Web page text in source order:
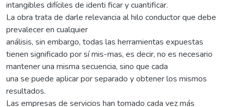
intangibles difíciles de identi ficar y cuantificar.
La obra trata de darle relevancia al hilo conductor que debe
prevalecer en cualquier
análisis, sin embargo, todas las herramientas expuestas
tienen significado por sí mis-mas, es decir, no es necesario
mantener una misma secuencia, sino que cada
una se puede aplicar por separado y obtener los mismos
resultados.
Las empresas de servicios han tomado cada vez más